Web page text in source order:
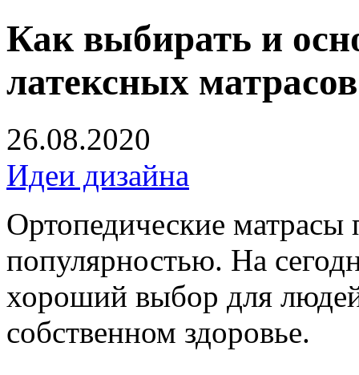
Как выбирать и
латексных матрасов
26.08.2020
Идеи дизайна
Ортопедические матрасы
популярностью. На
хороший выбор для
собственном здоровье.